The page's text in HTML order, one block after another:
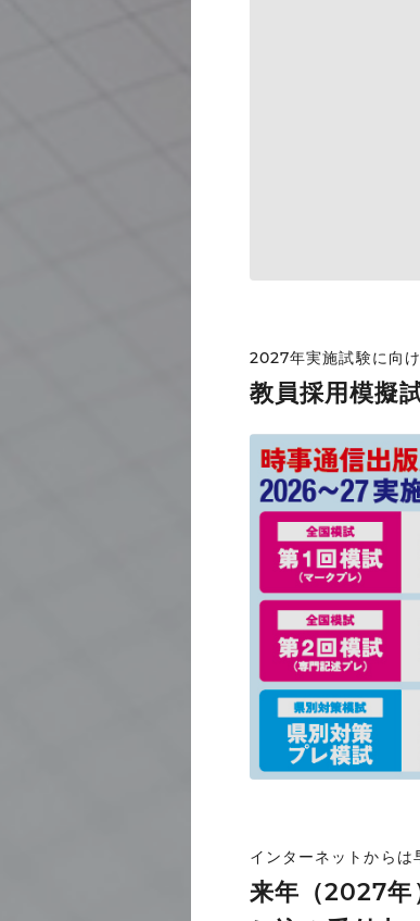
2027年実施試験に向
教員採用模擬
インターネットからは
来年（2027年